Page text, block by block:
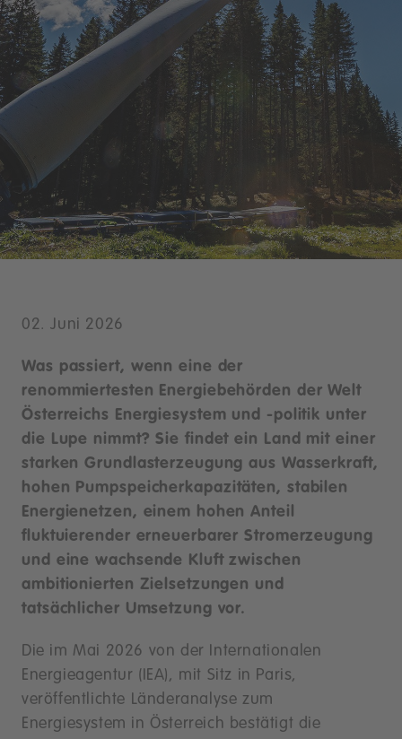
02. Juni 2026
Was passiert, wenn eine der
renommiertesten Energiebehörden der Welt
Österreichs Energiesystem und -politik unter
die Lupe nimmt? Sie findet ein Land mit einer
starken Grundlasterzeugung aus Wasserkraft,
hohen Pumpspeicherkapazitäten, stabilen
Energienetzen, einem hohen Anteil
fluktuierender erneuerbarer Stromerzeugung
und eine wachsende Kluft zwischen
ambitionierten Zielsetzungen und
tatsächlicher Umsetzung vor.
Die im Mai 2026 von der Internationalen
Energieagentur (IEA), mit Sitz in Paris,
veröffentlichte Länderanalyse zum
Energiesystem in Österreich bestätigt die